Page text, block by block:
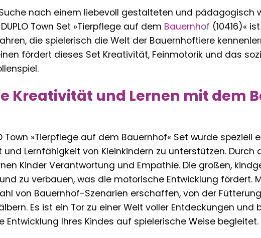
nach einem liebevoll gestalteten und pädagogisch
DUPLO Town Set »Tierpflege auf dem Bauernhof (10416)«
die spielerisch die Welt der Bauernhoftiere
fördert dieses Set Kreativität, Feinmotorik und das
Kreativität und Lernen mit dem
Town »Tierpflege auf dem Bauernhof« Set wurde speziell
Lernfähigkeit von Kleinkindern zu unterstützen. Durch
Kinder Verantwortung und Empathie. Die großen,
zu verbauen, was die motorische Entwicklung fördert.
von Bauernhof-Szenarien erschaffen, von der
Es ist ein Tor zu einer Welt voller Entdeckungen
Entwicklung Ihres Kindes auf spielerische Weise begleitet.